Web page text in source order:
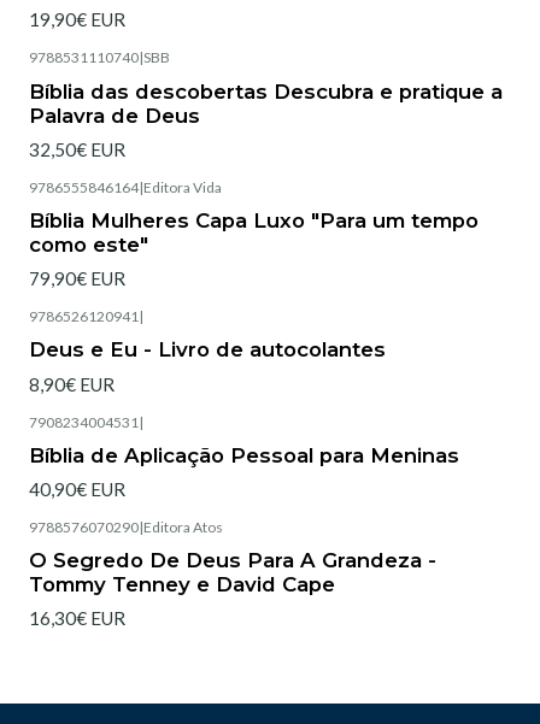
19,90€ EUR
9788531110740|SBB
Bíblia das descobertas Descubra e pratique a
Palavra de Deus
32,50€ EUR
9786555846164|Editora Vida
Bíblia Mulheres Capa Luxo "Para um tempo
como este"
79,90€ EUR
9786526120941|
Deus e Eu - Livro de autocolantes
8,90€ EUR
7908234004531 |
Bíblia de Aplicação Pessoal para Meninas
40,90€ EUR
9788576070290|Editora Atos
O Segredo De Deus Para A Grandeza -
Tommy Tenney e David Cape
16,30€ EUR